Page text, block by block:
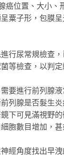
位置、大小、
粟子形，包膜
尿常規檢查，
等檢查，以判定
進行前列腺液
列腺是否髮生炎
可見滿視野的
胞數目增加，
角度找出早洩